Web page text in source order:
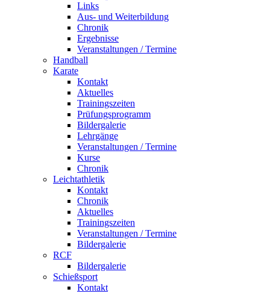
Links
Aus- und Weiterbildung
Chronik
Ergebnisse
Veranstaltungen / Termine
Handball
Karate
Kontakt
Aktuelles
Trainingszeiten
Prüfungsprogramm
Bildergalerie
Lehrgänge
Veranstaltungen / Termine
Kurse
Chronik
Leichtathletik
Kontakt
Chronik
Aktuelles
Trainingszeiten
Veranstaltungen / Termine
Bildergalerie
RCF
Bildergalerie
Schießsport
Kontakt